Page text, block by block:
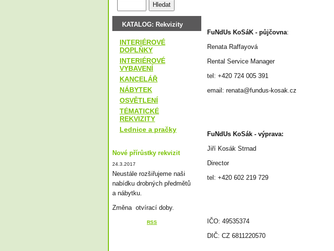
KATALOG: Rekvizity
INTERIÉROVÉ
DOPLŇKY
INTERIÉROVÉ
VYBAVENÍ
KANCELÁŘ
NÁBYTEK
OSVĚTLENÍ
TÉMATICKÉ
REKVIZITY
Lednice a pračky
Nové přírůstky rekvizit
24.3.2017
Neustále rozšiřujeme naši
nabídku drobných předmětů
a nábytku.
Změna otvírací doby.
RSS
FuNdUs KoSáK - půjčovna:
Renata Raffayová
Rental Service Manager
tel: +420 724 005 391
email: renata@fundus-kosak.cz
FuNdUs KoSák - výprava:
Jiří Kosák Strnad
Director
tel: +420 602 219 729
IČO: 49535374
DIČ: CZ 6811220570